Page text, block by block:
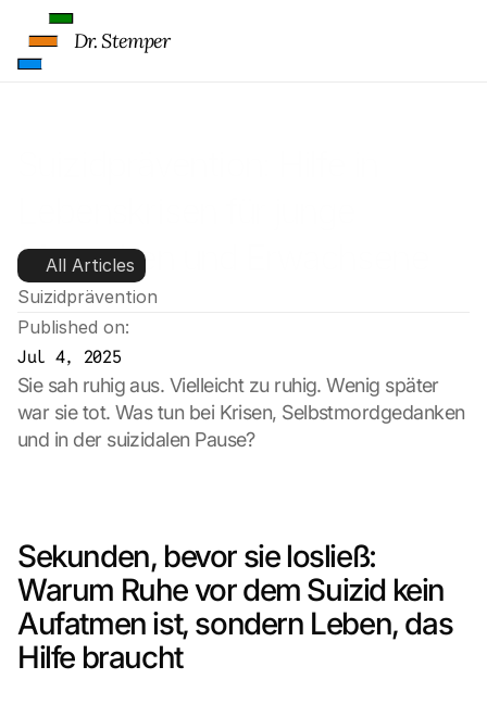
Menschen und Erwachsene
All Articles
Suizidprävention
Published on:
Jul 4, 2025
Sie sah ruhig aus. Vielleicht zu ruhig. Wenig später
war sie tot. Was tun bei Krisen, Selbstmordgedanken
und in der suizidalen Pause?
Sekunden, bevor sie losließ:
Warum Ruhe vor dem Suizid kein
Aufatmen ist, sondern Leben, das
Hilfe braucht
Dr. Stemper